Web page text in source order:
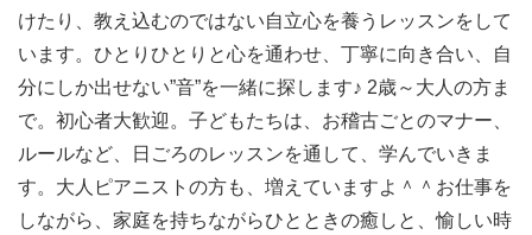
けたり、教え込むのではない自立心を養うレッスンをして
います。ひとりひとりと心を通わせ、丁寧に向き合い、自
分にしか出せない”音”を一緒に探します♪ 2歳～大人の方ま
で。初心者大歓迎。子どもたちは、お稽古ごとのマナー、
ルールなど、日ごろのレッスンを通して、学んでいきま
す。大人ピアニストの方も、増えていますよ＾＾お仕事を
しながら、家庭を持ちながらひとときの癒しと、愉しい時